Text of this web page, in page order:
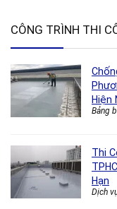
CÔNG TRÌNH THI
Hiện
Bảng
Thi
Hạn
Dịch